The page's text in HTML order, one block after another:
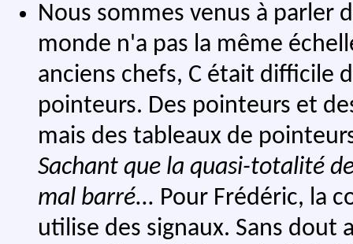
Nous sommes venus à parler
monde n'a pas la même
anciens chefs, C était difficile
pointeurs. Des pointeurs et
mais des tableaux de
Sachant que la quasi-totalité
mal barré... Pour Frédéric, la
utilise des signaux. Sans